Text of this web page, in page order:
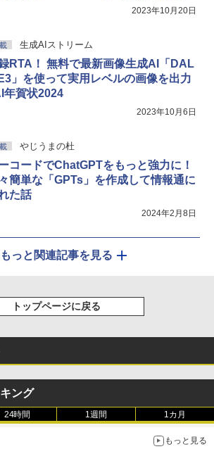
2023年10月20日
生成AIストリーム
RTA！ 無料で最新画像生成AI「DAL
」を使って実用レベルの画像を出力
年賀状2024
2023年10月6日
やじうまの杜
コードでChatGPTをもっと強力に！
簡単な「GPTs」を作成して情報通に
た話
2024年2月8日
もっと関連記事を見る
トップページに戻る
ング
24時間 1週間 1カ月
もっと見る